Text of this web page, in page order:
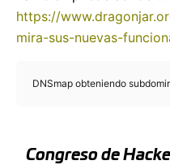
https://
mira-sus-nuevas-
DNSmap obteniendo
Congreso de